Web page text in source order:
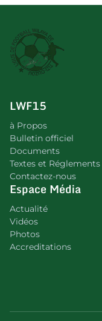
LWF15
à Propos
Bulletin officiel
Documents
Textes et Réglements
Contactez-nous
Espace Média
Actualité
Vidéos
Photos
Accreditations